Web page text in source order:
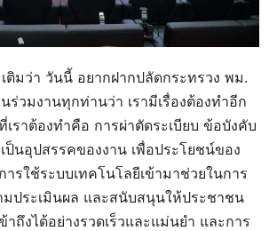
ติมว่า วันนี้ อยากฝากปลัดกระทรวง พม.
ร่วมงานทุกท่านว่า เรามีเรื่องต้องทำอีก
ราต้องทำคือ การผ่าตัดระเบียบ ข้อบังคับ
ป็นอุปสรรคของงาน เพื่อประโยชน์ของ
รใช้ระบบเทคโนโลยีเข้ามาช่วยในการ
มประเมินผล และสนับสนุนให้ประชาชน
ถึงได้อย่างรวดเร็วและแม่นยำ และการ